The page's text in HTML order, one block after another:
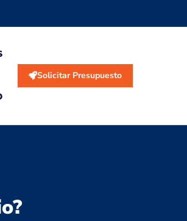
Solicitar Presupuesto